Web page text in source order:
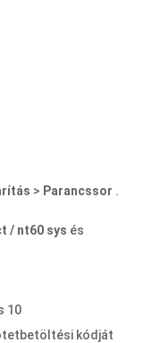
> Parancssor .
/ nt60 sys és
10
kódját